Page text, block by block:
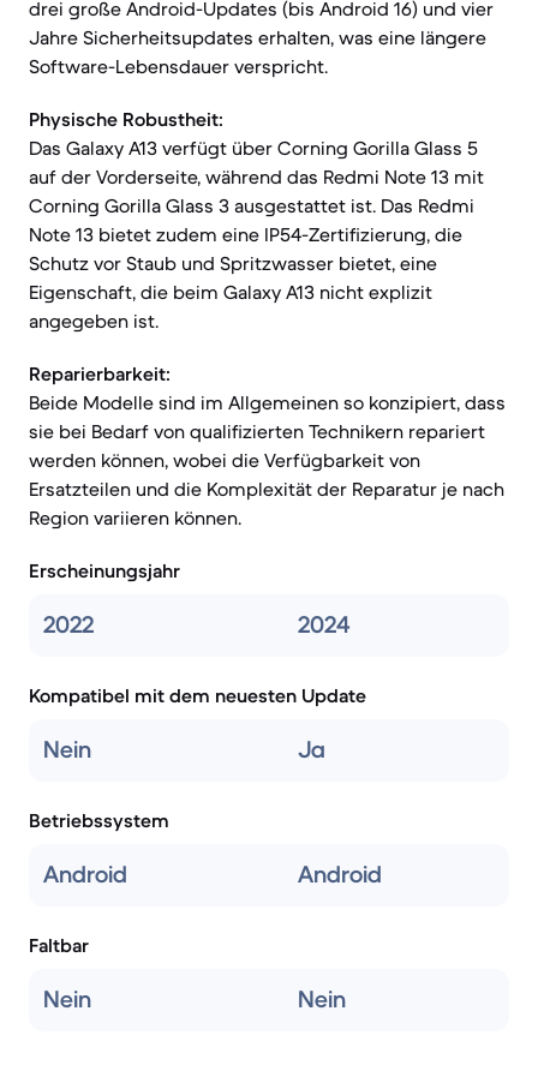
drei große Android-Updates (bis Android 16) und vier
Jahre Sicherheitsupdates erhalten, was eine längere
Software-Lebensdauer verspricht.
Physische Robustheit:
Das Galaxy A13 verfügt über Corning Gorilla Glass 5
auf der Vorderseite, während das Redmi Note 13 mit
Corning Gorilla Glass 3 ausgestattet ist. Das Redmi
Note 13 bietet zudem eine IP54-Zertifizierung, die
Schutz vor Staub und Spritzwasser bietet, eine
Eigenschaft, die beim Galaxy A13 nicht explizit
angegeben ist.
Reparierbarkeit:
Beide Modelle sind im Allgemeinen so konzipiert, dass
sie bei Bedarf von qualifizierten Technikern repariert
werden können, wobei die Verfügbarkeit von
Ersatzteilen und die Komplexität der Reparatur je nach
Region variieren können.
Erscheinungsjahr
2022 2024
Kompatibel mit dem neuesten Update
Nein Ja
Betriebssystem
Android Android
Faltbar
Nein Nein